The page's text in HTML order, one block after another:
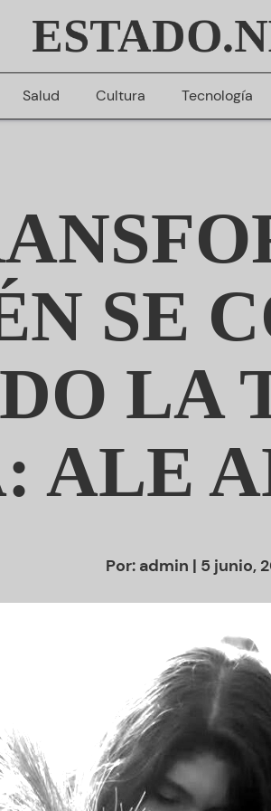
Salud Cultura Tecnología
SE
LA
ALE
Por: admin | 5 junio,